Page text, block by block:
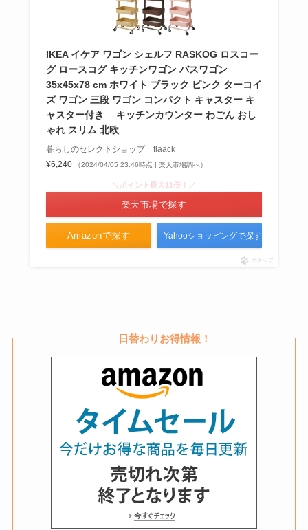
シングレアが販売中止の理由はな
ぜ？出荷調整？市販薬はある？ど
盛り塩セットはニトリや100均で
買える？おしゃれな八角盛り塩セ
IKEA イケア ワゴン シェルフ RASKOG ロスコー
グ ロースコグ キッチンワゴン バスワゴン
35x45x78 cm ホワイト ブラック ピンク ターコイ
ズ ワゴン 三段 ワゴン コンパクト キャスター キ
ャスター付き キッチンカウンター わごん おし
ゃれ スリム 北欧
暮らしのセレクトショップ flaack
¥6,240
（2024/04/05 23:46時点 | 楽天市場調べ）
Amazonで探す
＼ポイント最大11倍！／
楽天市場で探す
Yahooショッピングで探す
ポチップ
日替わりお得情報！